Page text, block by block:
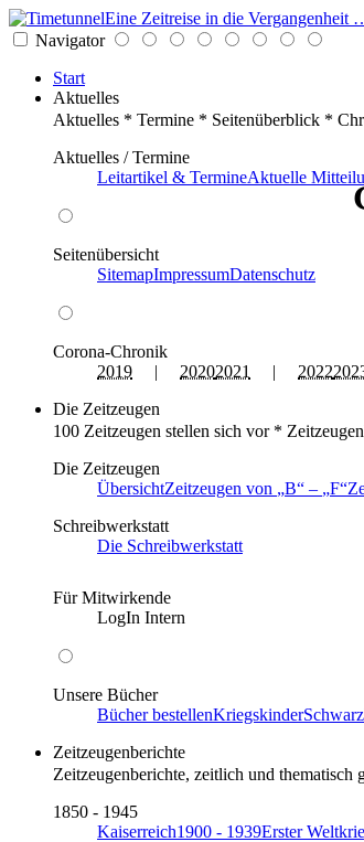
Eine Zeitreise in die Vergangenheit
Navigator
Start
Aktuelles
Aktuelles * Termine * Seitenüberblick *
Aktuelles / Termine
Leitartikel & TermineAktuelle
Seitenübersicht
SitemapImpressumDatenschutz
Corona-Chronik
2019 | 20202021 | 2022
Die Zeitzeugen
100 Zeitzeugen stellen sich vor *
Die Zeitzeugen
ÜbersichtZeitzeugen von B – F
Schreibwerkstatt
Die Schreibwerkstatt
Für Mitwirkende
LogIn Intern
Unsere Bücher
Bücher bestellenKriegskinder
Zeitzeugenberichte
Zeitzeugenberichte, zeitlich und thematisch
1850 - 1945
Kaiserreich1900 - 1939Erster